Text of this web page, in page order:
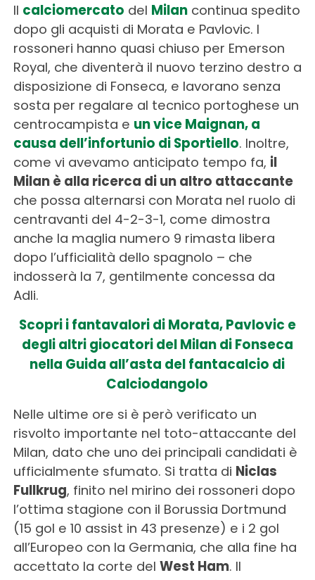
Il calciomercato del Milancontinua spedito
dopo gli acquisti di Morata e Pavlovic. I
rossoneri hanno quasi chiuso per Emerson
Royal, che diventerà il nuovo terzino destro a
disposizione di Fonseca, e lavorano senza
sosta per regalare al tecnico portoghese un
centrocampista e un vice Maignan, a
causa dell’infortunio di Sportiello. Inoltre,
come vi avevamo anticipato tempo fa, il
Milan è alla ricerca di un altro attaccante
che possa alternarsi con Morata nel ruolo di
centravanti del 4-2-3-1, come dimostra
anche la maglia numero 9 rimasta libera
dopo l’ufficialità dello spagnolo – che
indosserà la 7, gentilmente concessa da
Adli.
Scopri i fantavalori di Morata, Pavlovic e
degli altri giocatori del Milan di Fonseca
nella Guida all’asta del fantacalcio di
Calciodangolo
Nelle ultime ore si è però verificato un
risvolto importante nel toto-attaccante del
Milan, dato che uno dei principali candidati è
ufficialmente sfumato. Si tratta di Niclas
Fullkrug, finito nel mirino dei rossoneri dopo
l’ottima stagione con il Borussia Dortmund
(15 gol e 10 assist in 43 presenze) e i 2 gol
all’Europeo con la Germania, che alla fine ha
accettato la corte del West Ham. Il